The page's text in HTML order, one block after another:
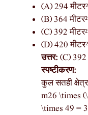
(A) 294 मीटर²
(B) 364 मीटर²
(C) 392 मीटर²
(D) 420 मीटर²
उत्तर: (C) 392
स्पष्टीकरण:
कुल सतही
m26 \times
\times 49 =